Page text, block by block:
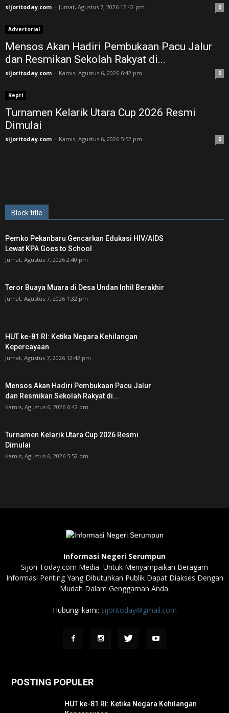
sijoritoday.com - Jumat, Agustus 7, 2026 12:42 pm 0
Advertorial
Mensos Akan Hadiri Pembukaan Pacu Jalur
dan Resmikan Sekolah Rakyat di...
sijoritoday.com - Kamis, Agustus 6, 2026 6:42 pm 0
Kepri
Turnamen Kelarik Utara Cup 2026 Resmi
Dimulai
sijoritoday.com - Kamis, Agustus 6, 2026 5:52 pm 0
Block title
Pemko Pekanbaru Gencarkan Edukasi HIV/AIDS
Lewat KPA Goes to School
Jumat, Agustus 7, 2026 2:40 pm
Teror Buaya Muara di Desa Undan Inhil Berakhir
Jumat, Agustus 7, 2026 1:32 pm
HUT ke-81 RI: Ketika Negara Kehilangan
Kepercayaan
Jumat, Agustus 7, 2026 12:42 pm
Mensos Akan Hadiri Pembukaan Pacu Jalur
dan Resmikan Sekolah Rakyat di...
Kamis, Agustus 6, 2026 6:42 pm
Turnamen Kelarik Utara Cup 2026 Resmi
Dimulai
Kamis, Agustus 6, 2026 5:52 pm
Informasi Negeri Serumpun
Sijori Today.com Media Untuk Menyampaikan Beragam
Informasi Penting Yang Dibutuhkan Publik Dapat Diakses Dengan
Mudah Dalam Genggaman Anda.
Hubungi kami: sijoritoday@gmail.com
POSTING POPULER
HUT ke-81 RI: Ketika Negara Kehilangan